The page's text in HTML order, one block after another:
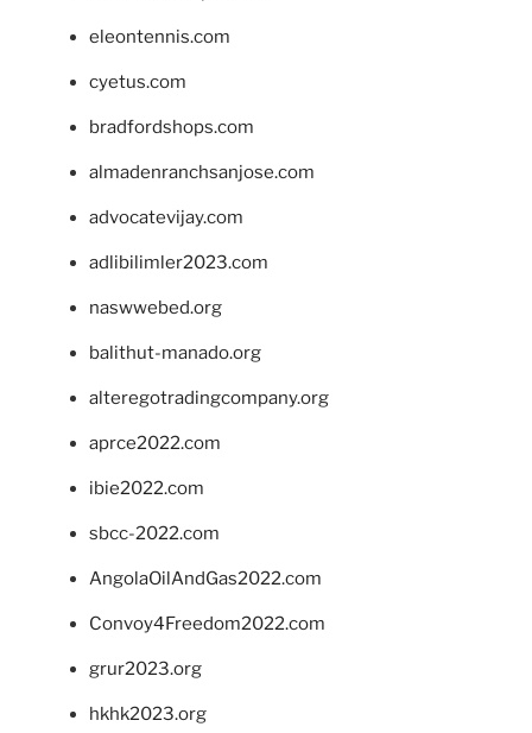
eleontennis.com
cyetus.com
bradfordshops.com
almadenranchsanjose.com
advocatevijay.com
adlibilimler2023.com
naswwebed.org
balithut-manado.org
alteregotradingcompany.org
aprce2022.com
ibie2022.com
sbcc-2022.com
AngolaOilAndGas2022.com
Convoy4Freedom2022.com
grur2023.org
hkhk2023.org